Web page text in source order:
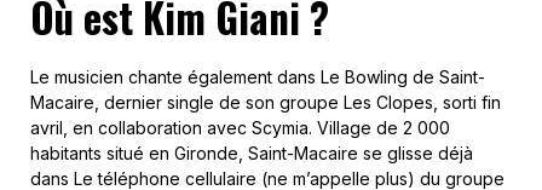
Où est Kim Giani ?
Le musicien chante également dans Le Bowling de Saint-
Macaire, dernier single de son groupe Les Clopes, sorti fin
avril, en collaboration avec Scymia. Village de 2 000
habitants situé en Gironde, Saint-Macaire se glisse déjà
dans Le téléphone cellulaire (ne m’appelle plus) du groupe